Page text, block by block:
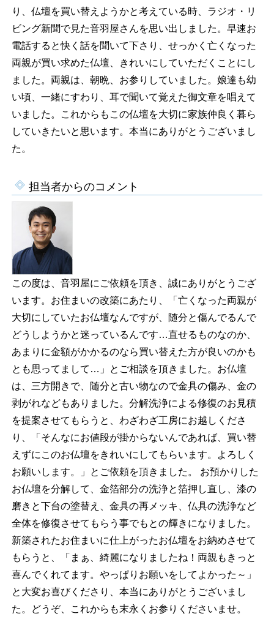
り、仏壇を買い替えようかと考えている時、ラジオ・リ
ビング新聞で見た音羽屋さんを思い出しました。早速お
電話すると快く話を聞いて下さり、せっかく亡くなった
両親が買い求めた仏壇、きれいにしていただくことにし
ました。両親は、朝晩、お参りしていました。娘達も幼
い頃、一緒にすわり、耳で聞いて覚えた御文章を唱えて
いました。これからもこの仏壇を大切に家族仲良く暮ら
していきたいと思います。本当にありがとうございまし
た。
担当者からのコメント
この度は、音羽屋にご依頼を頂き、誠にありがとうござ
います。お住まいの改築にあたり、「亡くなった両親が
大切にしていたお仏壇なんですが、随分と傷んでるんで
どうしようかと迷っているんです…直せるものなのか、
あまりに金額がかかるのなら買い替えた方が良いのかも
とも思ってまして…」とご相談を頂きました。お仏壇
は、三方開きで、随分と古い物なので金具の傷み、金の
剥がれなどもありました。分解洗浄による修復のお見積
を提案させてもらうと、わざわざ工房にお越しくださ
り、「そんなにお値段が掛からないんであれば、買い替
えずにこのお仏壇をきれいにしてもらいます。よろしく
お願いします。」とご依頼を頂きました。 お預かりした
お仏壇を分解して、金箔部分の洗浄と箔押し直し、漆の
磨きと下台の塗替え、金具の再メッキ、仏具の洗浄など
全体を修復させてもらう事でもとの輝きになりました。
新築されたお住まいに仕上がったお仏壇をお納めさせて
もらうと、「まぁ、綺麗になりましたね！両親もきっと
喜んでくれてます。やっぱりお願いをしてよかった～」
と大変お喜びくださり、本当にありがとうございまし
た。どうぞ、これからも末永くお参りくださいませ。